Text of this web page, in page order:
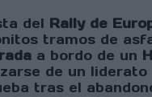
del Rally de
tramos de
a bordo de un
de un
tras el